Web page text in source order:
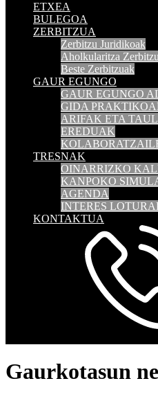
ETXEA
BULEGOA
ZERBITZUA
Zerbitzu Juridikoak
Aholkularitza
Beste Zerbitzuak
GAUR EGUNGO
GAUR EGUNGO
GIDA
ARIFAK ETA
EREDUAK
TRESNAK
OINARRIZKO
KANPOKO
AGENDA
INTERES
KONTAKTUA
Gaurkotasun